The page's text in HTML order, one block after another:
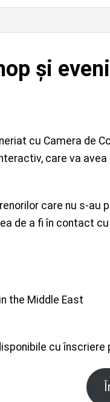
și
cu Camera de
care va
care nu s-au
de a fi în contact
the Middle East
cu înscriere